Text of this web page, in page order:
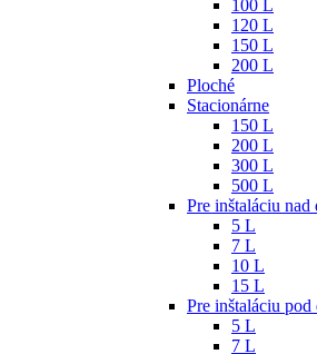
100 L
120 L
150 L
200 L
Ploché
Stacionárne
150 L
200 L
300 L
500 L
Pre inštaláciu
5 L
7 L
10 L
15 L
Pre inštaláciu
5 L
7 L